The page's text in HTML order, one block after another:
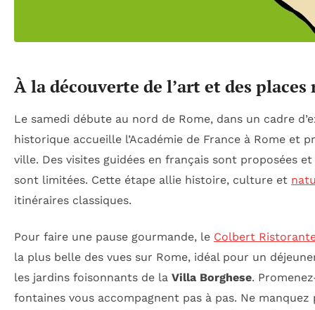
À la découverte de l’art et des
Le samedi débute au nord de Rome, dans un cadre
historique accueille l’Académie de France à Rome et
ville. Des visites guidées en français sont proposées
sont limitées. Cette étape allie histoire, culture et
itinéraires classiques.
Pour faire une pause gourmande, le Colbert
la plus belle des vues sur Rome, idéal pour un
les jardins foisonnants de la Villa Borghese.
fontaines vous accompagnent pas à pas. Ne